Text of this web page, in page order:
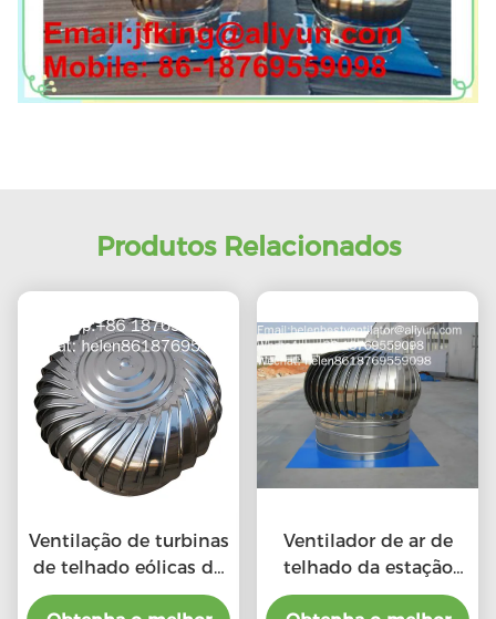
Produtos Relacionados
Ventilação de turbinas
de telhado eólicas de
aço inoxidável 201 LC-
Ventilador de ar de
telhado da estação
chuvosa com o preço